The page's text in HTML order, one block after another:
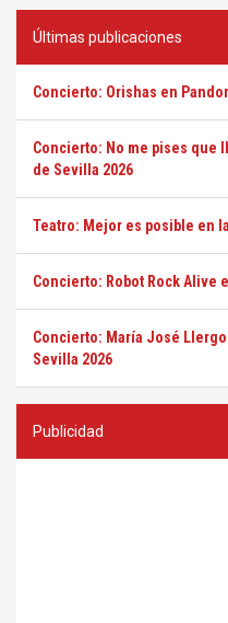
Últimas publicaciones
Concierto: Orishas en
Concierto: No me pises que
de Sevilla 2026
Teatro: Mejor es posible en
Concierto: Robot Rock Alive
Concierto: María José
Sevilla 2026
Publicidad